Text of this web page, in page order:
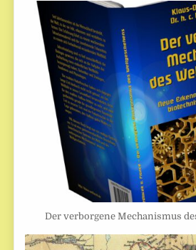
Der verborgene Mechanismus